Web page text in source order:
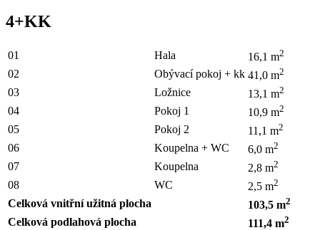
4+KK
01 Hala 16,1 m2
02 Obývací pokoj + kk 41,0 m2
03 Ložnice 13,1 m2
04 Pokoj 1 10,9 m2
05 Pokoj 2 11,1 m2
06 Koupelna + WC 6,0 m2
07 Koupelna 2,8 m2
08 WC 2,5 m2
Celková vnitřní užitná plocha 103,5 m2
Celková podlahová plocha 111,4 m2